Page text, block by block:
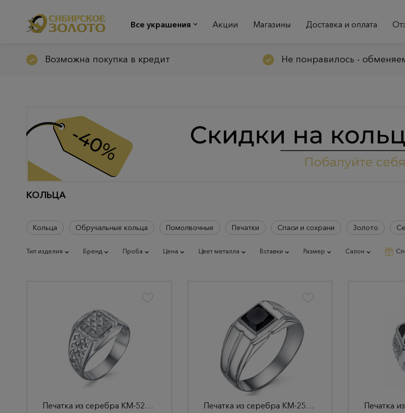
Все украшения Акции Магазины Доставка и оплата
Возможна покупка в кредит Не понравилось -
КОЛЬЦА
Кольца Обручальные кольца Помолвочные Печатки Спаси и сохрани Золото
Тип изделия Бренд Проба Цена Цвет металла Вставки Размер Салон
Печатка из серебра КМ-52/3А Родир_с
Печатка из серебра КМ-259 Родир_с